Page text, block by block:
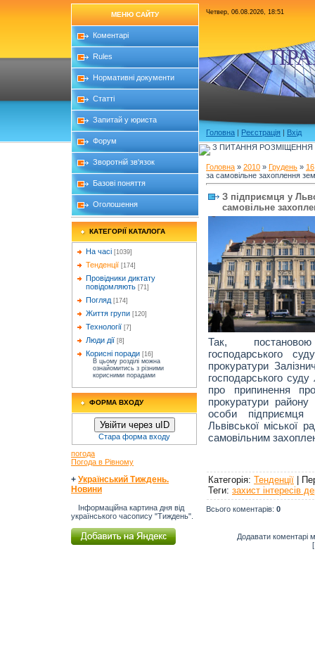
МЕНЮ САЙТУ
Коментарі
Rules
Нормативні документи
Статті
Запитай у юриста
Форум
Зворотній зв'язок
Базові поняття
Оголошення
КАТЕГОРІЇ КАТАЛОГА
На часі [1039]
Тенденції [174]
Провідники диктату
повідомляють [71]
Погляд [174]
Життя групи [120]
Технології [7]
Люди дії [8]
Корисні поради [16]
В цьому розділі можна
ознайомитись з різними
корисними порадами
ФОРМА ВХОДУ
Увійти через uID
Стара форма входу
погода
Погода в Рівному
+ Український Тиждень.
Новини
Інформаційна картина дня від
українського часопису "Тиждень".
Четвер, 06.08.2026, 18:51
Головна | Реєстрація | Вхід
З ПИТАННЯ РОЗМІЩЕННЯ
Головна » 2010 » Грудень » 16
за самовільне захоплення
З підприємця у
самовільне
Так, постановою
господарського
прокуратури
господарського суду
про припинення
прокуратури
особи
Львівської міської
самовільним
Категорія: Тенденції |
Теги: захист інтересів
Всього коментарів: 0
Додавати коментарі